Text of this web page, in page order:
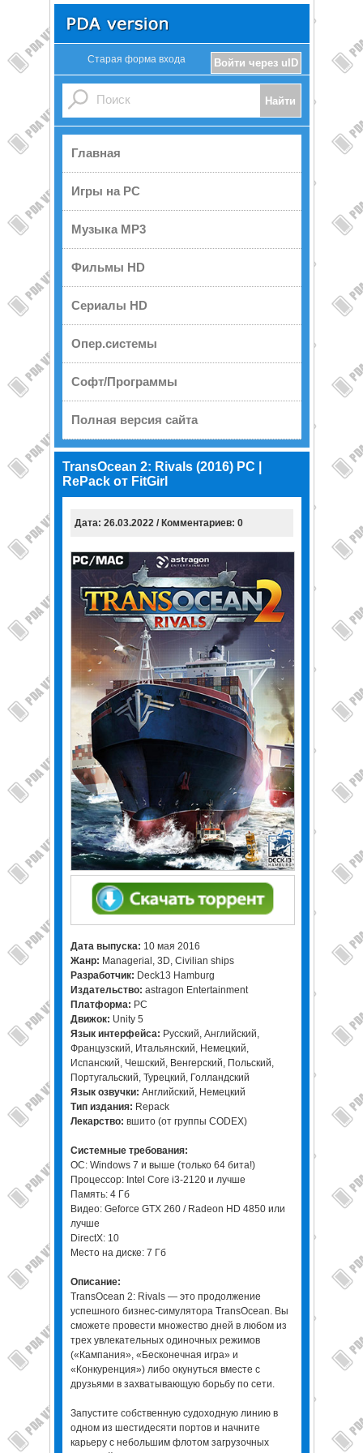
Войти через uID
Старая форма входа
Главная
Игры на PC
Музыка MP3
Фильмы HD
Сериалы HD
Опер.системы
Софт/Программы
Полная версия сайта
TransOcean 2: Rivals (2016) PC |
RePack от FitGirl
Дата: 26.03.2022 / Комментариев: 0
Дата выпуска: 10 мая 2016
Жанр: Managerial, 3D, Civilian ships
Разработчик: Deck13 Hamburg
Издательство: astragon Entertainment
Платформа: PC
Движок: Unity 5
Язык интерфейса: Русский, Английский,
Французский, Итальянский, Немецкий,
Испанский, Чешский, Венгерский, Польский,
Португальский, Турецкий, Голландский
Язык озвучки: Английский, Немецкий
Тип издания: Repack
Лекарство: вшито (от группы CODEX)
Системные требования:
ОС: Windows 7 и выше (только 64 бита!)
Процессор: Intel Core i3-2120 и лучше
Память: 4 Гб
Видео: Geforce GTX 260 / Radeon HD 4850 или
лучше
DirectX: 10
Место на диске: 7 Гб
Описание:
TransOcean 2: Rivals — это продолжение
успешного бизнес-симулятора TransOcean. Вы
сможете провести множество дней в любом из
трех увлекательных одиночных режимов
(«Кампания», «Бесконечная игра» и
«Конкуренция») либо окунуться вместе с
друзьями в захватывающую борьбу по сети.
Запустите собственную судоходную линию в
одном из шестидесяти портов и начните
карьеру с небольшим флотом загрузочных